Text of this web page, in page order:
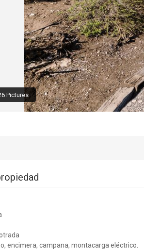
Pictures
encimera, campana, montacarga eléctrico.